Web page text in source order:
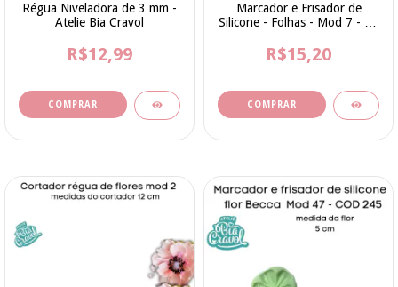
Régua Niveladora de 3 mm -
Atelie Bia Cravol
R$12,99
Marcador e Frisador de
Silicone - Folhas - Mod 7 - 11
Bia Cravol
R$15,20